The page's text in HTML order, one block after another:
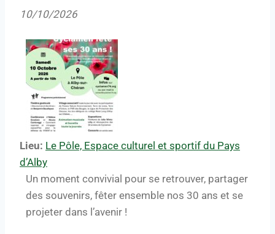
10/10/2026
Lieu: Le Pôle, Espace culturel et sportif du Pays
d’Alby
Un moment convivial pour se retrouver, partager
des souvenirs, fêter ensemble nos 30 ans et se
projeter dans l’avenir !